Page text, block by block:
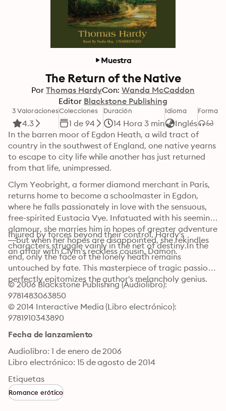
Muestra
The Return of the Native
Por Thomas HardyCon: Wanda McCaddon
Editor Blackstone Publishing
3 Valoraciones
4.3
Colecciones
1 de 94
Duración
14 Hora 3 min
Idioma
Inglés
Formato
In the barren moor of Egdon Heath, a wild tract of
country in the southwest of England, one native yearns
to escape to city life while another has just returned
from that life, unimpressed.
Clym Yeobright, a former diamond merchant in Paris,
returns home to become a schoolmaster in Egdon,
where he falls passionately in love with the sensuous,
free-spirited Eustacia Vye. Infatuated with his seeming
glamour, she marries him in hopes of greater adventure
—but when her hopes are disappointed, she rekindles
an affair with Clym's reckless cousin, Damon.
Injured by forces beyond their control, Hardy's
characters struggle vainly in the net of destiny.In the
end, only the face of the lonely heath remains
untouched by fate. This masterpiece of tragic passion
perfectly epitomizes the author's melancholy genius.
© 2006 Blackstone Publishing (Audiolibro):
9781483063850
© 2014 Interactive Media (Libro electrónico):
9781910343890
Fecha de lanzamiento
Audiolibro: 1 de enero de 2006
Libro electrónico: 15 de agosto de 2014
Etiquetas
Romance erótico